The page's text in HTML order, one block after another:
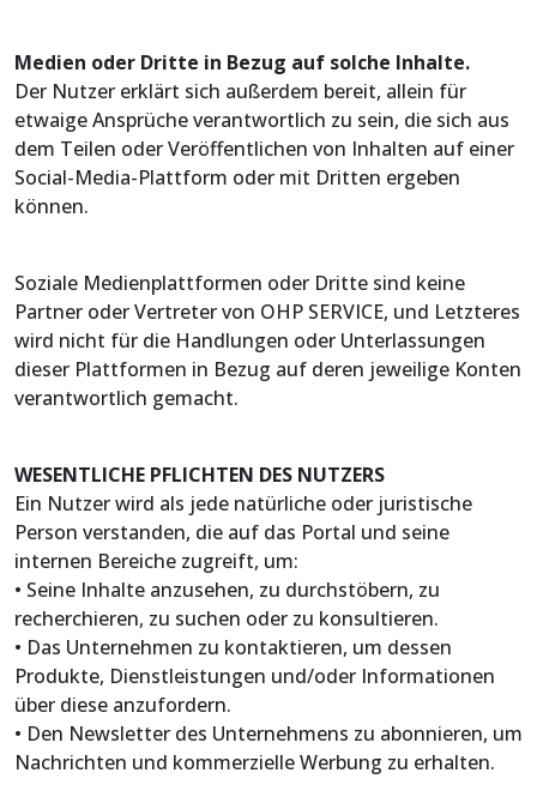
Medien oder Dritte in Bezug auf solche Inhalte.
Der Nutzer erklärt sich außerdem bereit, allein für
etwaige Ansprüche verantwortlich zu sein, die sich aus
dem Teilen oder Veröffentlichen von Inhalten auf einer
Social-Media-Plattform oder mit Dritten ergeben
können.
Soziale Medienplattformen oder Dritte sind keine
Partner oder Vertreter von OHP SERVICE, und Letzteres
wird nicht für die Handlungen oder Unterlassungen
dieser Plattformen in Bezug auf deren jeweilige Konten
verantwortlich gemacht.
WESENTLICHE PFLICHTEN DES NUTZERS
Ein Nutzer wird als jede natürliche oder juristische
Person verstanden, die auf das Portal und seine
internen Bereiche zugreift, um:
• Seine Inhalte anzusehen, zu durchstöbern, zu
recherchieren, zu suchen oder zu konsultieren.
• Das Unternehmen zu kontaktieren, um dessen
Produkte, Dienstleistungen und/oder Informationen
über diese anzufordern.
• Den Newsletter des Unternehmens zu abonnieren, um
Nachrichten und kommerzielle Werbung zu erhalten.